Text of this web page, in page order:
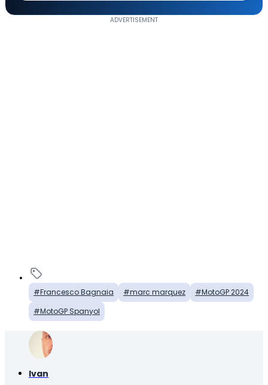
Francesco Bagnaia marc marquez
MotoGP 2024
MotoGP Spanyol
Ivan